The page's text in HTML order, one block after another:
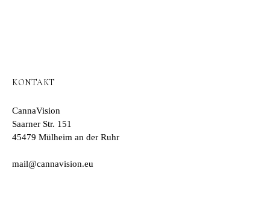
KONTAKT
CannaVision
Saarner Str. 151
45479 Mülheim an der Ruhr
mail@cannavision.eu